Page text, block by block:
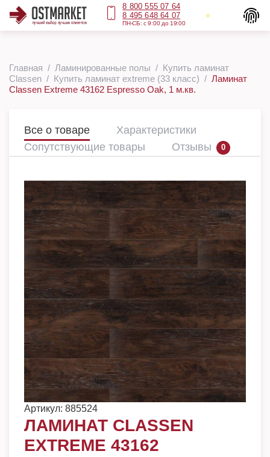
8 800 555 07 64
8 495 648 64 07
ПН-СБ: с 9:00 до 19:00
Главная Ламинированные полы
Купить ламинат
Classen
Купить ламинат extreme (33 класс)
Ламинат
Classen Extreme 43162 Espresso Oak, 1 м.кв.
Все о товаре
Характеристики
Сопутствующие товары
Отзывы 0
Артикул: 885524
ЛАМИНАТ CLASSEN
EXTREME 43162